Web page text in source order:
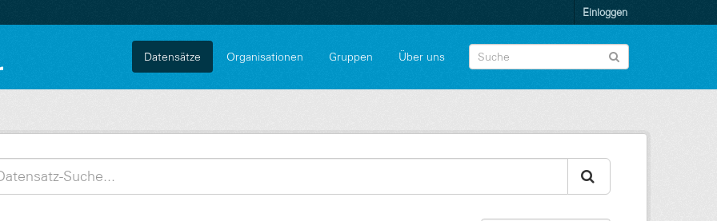
Einloggen
Datensätze Organisationen Gruppen Über uns